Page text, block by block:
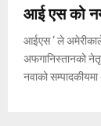
आई एस को
आईएस ‘ ले
अफगानिस्तानको
नवाको सम्पादकीयमा